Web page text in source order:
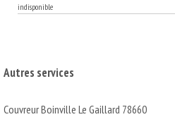
indisponible
Autres services
Couvreur Boinville Le Gaillard 78660